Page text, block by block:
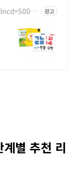
광고
별 추천 리